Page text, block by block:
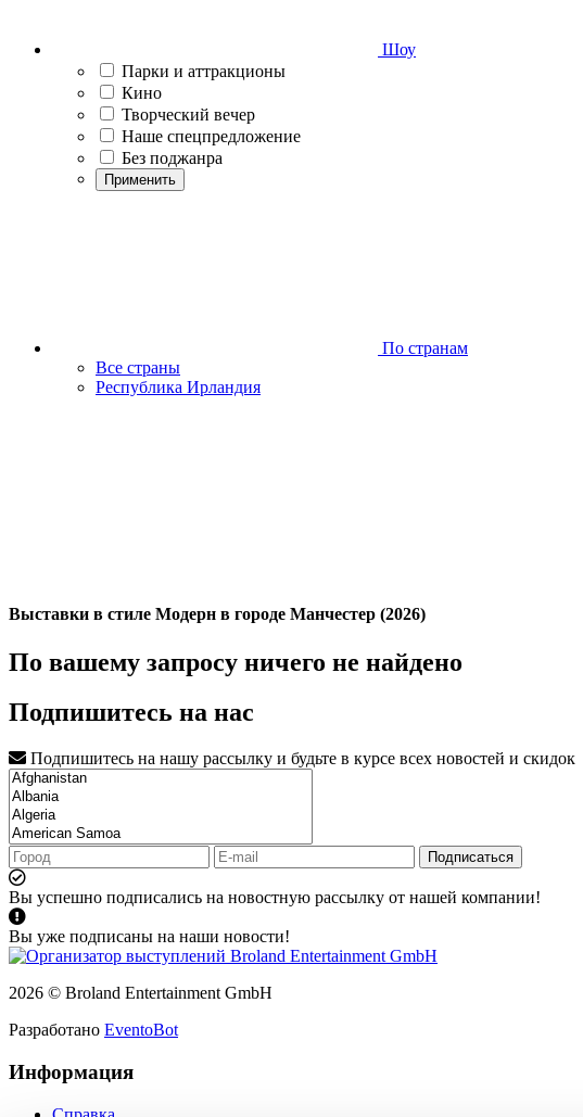
Шоу
Парки и аттракционы
Кино
Творческий вечер
Наше спецпредложение
Без поджанра
Применить
По странам
Все страны
Республика Ирландия
Выставки в стиле Модерн в городе Манчестер (2026)
По вашему запросу ничего не найдено
Подпишитесь на нас
Подпишитесь на нашу рассылку и будьте в курсе всех новостей и скидок
Подписаться
Вы успешно подписались на новостную рассылку от нашей компании!
Вы уже подписаны на наши новости!
2026 © Broland Entertainment GmbH
Разработано EventoBot
Информация